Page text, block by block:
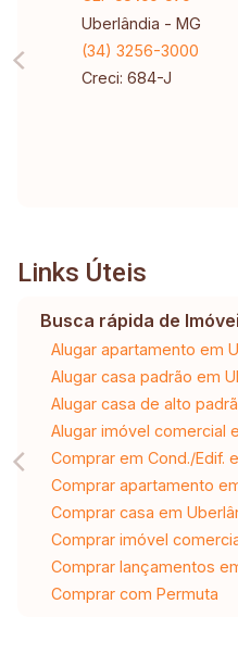
Uberlândia - MG
(34) 3256-3000
Creci: 684-J
Links Úteis
Busca rápida de
Alugar apartamento em
Alugar casa padrão em
Alugar casa de alto
Alugar imóvel comercial
Comprar em Cond./Edif.
Comprar apartamento
Comprar casa em
Comprar imóvel
Comprar lançamentos
Comprar com Permuta